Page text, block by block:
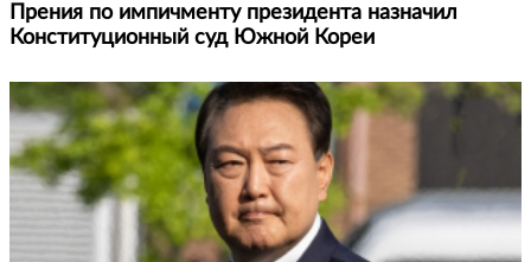
Прения по импичменту президента назначил
Конституционный суд Южной Кореи